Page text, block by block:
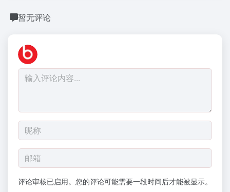
暂无评论
评论审核已启用。您的评论可能需要一段时间后才能被显示。